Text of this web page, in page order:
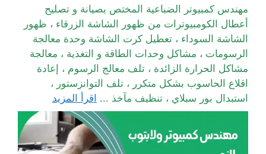
مهندس كمبيوتر الضباعية المختص بصيانة و تصليح
أعطال الكومبيوترات من ظهور الشاشة الزرقاء ، ظهور
الشاشة السوداء ، تعطيل كرت الشاشة وحدة معالجة
الرسومات ، مشاكل وحدات الطاقة و التغذية ، معالجة
مشاكل الحرارة الزائدة ، تلف معالج الرسوم ، إعادة
اقلاع الحاسوب بشكل متكرر ، تلف التوانزستور ،
استبدال بور سبلاي ، تنظيف مآخذ ... اقرأ المزيد